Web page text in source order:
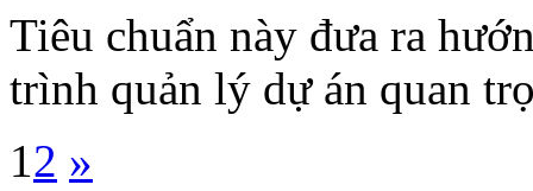
Tiêu chuẩn này đưa ra
trình quản lý dự án quan
12 »